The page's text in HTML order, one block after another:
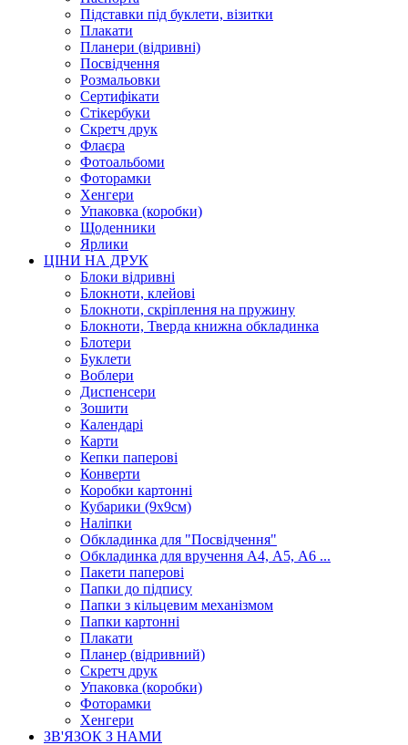
Підставки під буклети, візитки
Плакати
Планери (відривні)
Посвідчення
Розмальовки
Сертифікати
Стікербуки
Скретч друк
Флаєра
Фотоальбоми
Фоторамки
Хенгери
Упаковка (коробки)
Щоденники
Ярлики
ЦІНИ НА ДРУК
Блоки відривні
Блокноти, клейові
Блокноти, скріплення на пружину
Блокноти, Тверда книжна обкладинка
Блотери
Буклети
Воблери
Диспенсери
Зошити
Календарі
Карти
Кепки паперові
Конверти
Коробки картонні
Кубарики (9х9см)
Наліпки
Обкладинка для "Посвідчення"
Обкладинка для вручення А4, А5, А6 ...
Пакети паперові
Папки до підпису
Папки з кільцевим механізмом
Папки картонні
Плакати
Планер (відривний)
Скретч друк
Упаковка (коробки)
Фоторамки
Хенгери
ЗВ'ЯЗОК З НАМИ